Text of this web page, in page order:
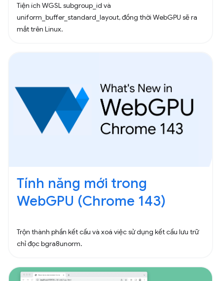
Tiện ích WGSL subgroup_id và
uniform_buffer_standard_layout, đồng thời WebGPU sẽ ra
mắt trên Linux.
Tính năng mới trong
WebGPU (Chrome 143)
Trộn thành phần kết cấu và xoá việc sử dụng kết cấu lưu trữ
chỉ đọc bgra8unorm.